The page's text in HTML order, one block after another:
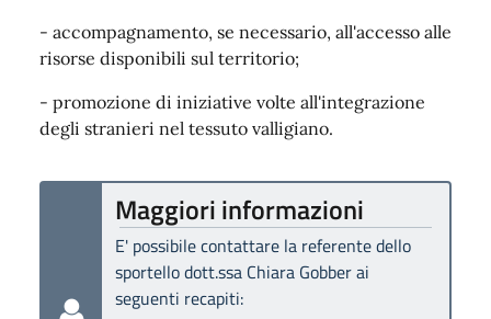
- accompagnamento, se necessario, all'accesso alle
risorse disponibili sul territorio;
- promozione di iniziative volte all'integrazione
degli stranieri nel tessuto valligiano.
Maggiori informazioni
E' possibile contattare la referente dello
sportello dott.ssa Chiara Gobber ai
seguenti recapiti: